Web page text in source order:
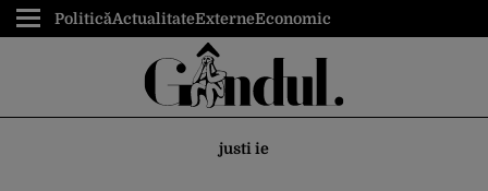
PoliticăActualitateExterneEconomic
justi ie